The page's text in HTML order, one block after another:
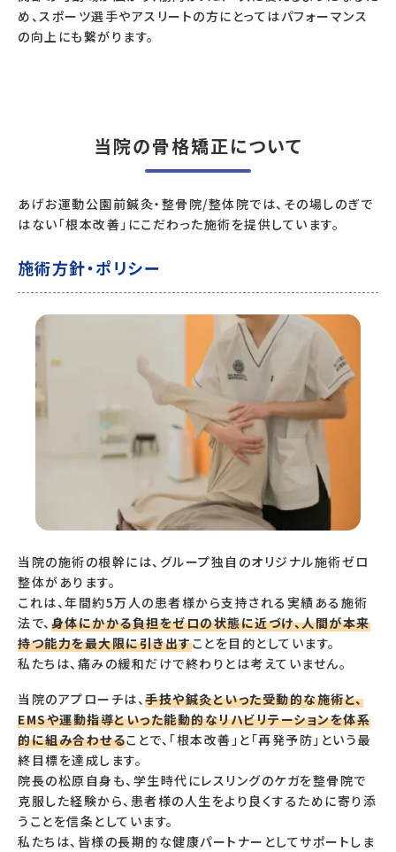
め、スポーツ選手やアスリートの方にとってはパフォーマンス
の向上にも繋がります。
当院の骨格矯正について
あげお運動公園前鍼灸・整骨院/整体院では、その場しのぎで
はない「根本改善」にこだわった施術を提供しています。
施術方針・ポリシー
当院の施術の根幹には、グループ独自のオリジナル施術ゼロ
整体があります。
これは、年間約5万人の患者様から支持される実績ある施術
法で、 身体にかかる負担をゼロの状態に近づけ、人間が本来
持つ能力を最大限に引き出すことを目的としています。
私たちは、痛みの緩和だけで終わりとは考えていません。
当院のアプローチは、手技や鍼灸といった受動的な施術と、
EMSや運動指導といった能動的なリハビリテーションを体系
的に組み合わせることで、「根本改善」と「再発予防」という最
終目標を達成します。
院長の松原自身も、学生時代にレスリングのケガを整骨院で
克服した経験から、患者様の人生をより良くするために寄り添
うことを信条としています。
私たちは、皆様の長期的な健康パートナーとしてサポートしま